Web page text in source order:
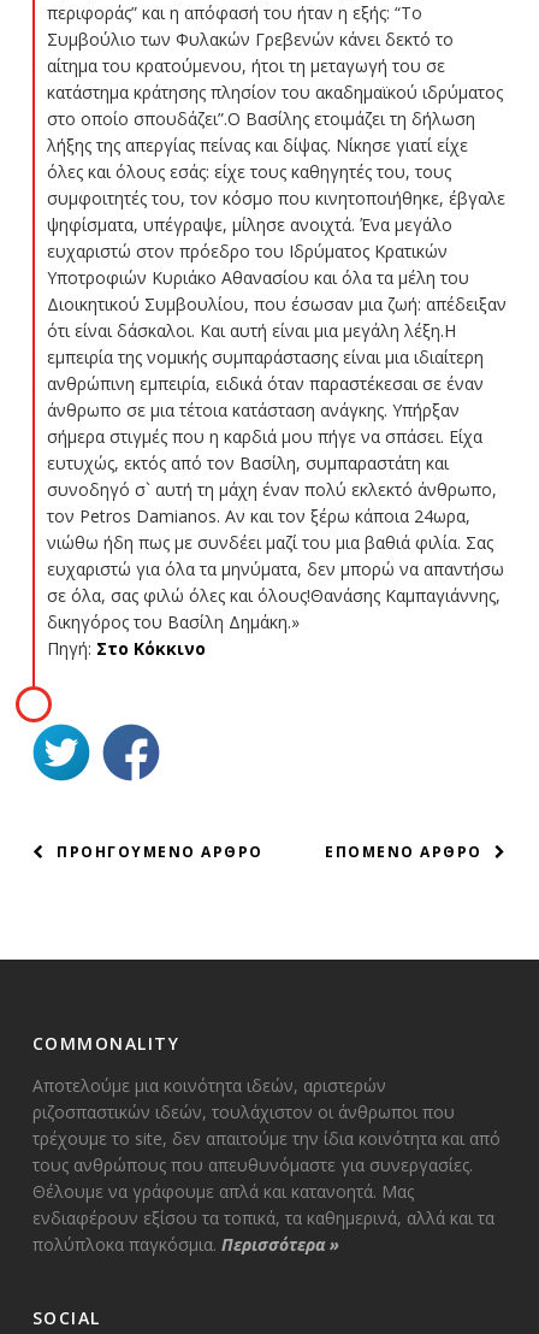
περιφοράς” και η απόφασή του ήταν η εξής: “Το
Συμβούλιο των Φυλακών Γρεβενών κάνει δεκτό το
αίτημα του κρατούμενου, ήτοι τη μεταγωγή του σε
κατάστημα κράτησης πλησίον του ακαδημαϊκού ιδρύματος
στο οποίο σπουδάζει”.Ο Βασίλης ετοιμάζει τη δήλωση
λήξης της απεργίας πείνας και δίψας. Νίκησε γιατί είχε
όλες και όλους εσάς: είχε τους καθηγητές του, τους
συμφοιτητές του, τον κόσμο που κινητοποιήθηκε, έβγαλε
ψηφίσματα, υπέγραψε, μίλησε ανοιχτά. Ένα μεγάλο
ευχαριστώ στον πρόεδρο του Ιδρύματος Κρατικών
Υποτροφιών Κυριάκο Αθανασίου και όλα τα μέλη του
Διοικητικού Συμβουλίου, που έσωσαν μια ζωή: απέδειξαν
ότι είναι δάσκαλοι. Και αυτή είναι μια μεγάλη λέξη.Η
εμπειρία της νομικής συμπαράστασης είναι μια ιδιαίτερη
ανθρώπινη εμπειρία, ειδικά όταν παραστέκεσαι σε έναν
άνθρωπο σε μια τέτοια κατάσταση ανάγκης. Υπήρξαν
σήμερα στιγμές που η καρδιά μου πήγε να σπάσει. Είχα
ευτυχώς, εκτός από τον Βασίλη, συμπαραστάτη και
συνοδηγό σ` αυτή τη μάχη έναν πολύ εκλεκτό άνθρωπο,
τον Petros Damianos. Αν και τον ξέρω κάποια 24ωρα,
νιώθω ήδη πως με συνδέει μαζί του μια βαθιά φιλία. Σας
ευχαριστώ για όλα τα μηνύματα, δεν μπορώ να απαντήσω
σε όλα, σας φιλώ όλες και όλους!Θανάσης Καμπαγιάννης,
δικηγόρος του Βασίλη Δημάκη.»
Πηγή: Στο Κόκκινο
ΠΛΟΗΓΗΣΗ
ΕΠΟΜΕΝΟ ΑΡΘΡΟ
ΠΡΟΗΓΟΥΜΕΝΟ ΑΡΘΡΟ
COMMONALITY
Αποτελούμε μια κοινότητα ιδεών, αριστερών
ριζοσπαστικών ιδεών, τουλάχιστον οι άνθρωποι που
τρέχουμε το site, δεν απαιτούμε την ίδια κοινότητα και από
τους ανθρώπους που απευθυνόμαστε για συνεργασίες.
Θέλουμε να γράφουμε απλά και κατανοητά. Μας
ενδιαφέρουν εξίσου τα τοπικά, τα καθημερινά, αλλά και τα
πολύπλοκα παγκόσμια. Περισσότερα»
SOCIAL